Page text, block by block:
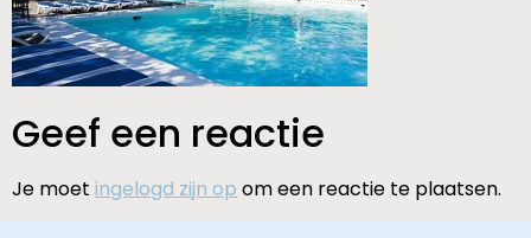
Geef een reactie
Je moet ingelogd zijn op om een reactie te plaatsen.